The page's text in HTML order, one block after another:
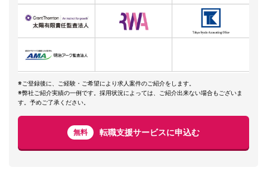
※ご登録後に、ご経験・ご希望により求人案件のご紹介をします。
※弊社ご紹介実績の一例です。採用状況によっては、ご紹介出来ない場合もございま
す。予めご了承ください。
無料 転職支援サービスに申込む